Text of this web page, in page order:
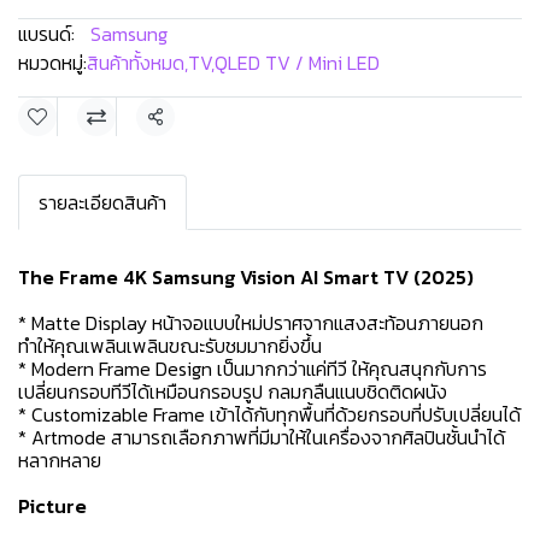
แบรนด์: Samsung
หมวดหมู่:สินค้าทั้งหมด,TV,QLED TV / Mini LED
แชร์
รายละเอียดสินค้า
The Frame 4K Samsung Vision AI Smart TV (2025)
* Matte Display หน้าจอแบบใหม่ปราศจากแสงสะท้อนภายนอก
ทำให้คุณเพลินเพลินขณะรับชมมากยิ่งขึ้น
* Modern Frame Design เป็นมากกว่าแค่ทีวี ให้คุณสนุกกับการ
เปลี่ยนกรอบทีวีได้เหมือนกรอบรูป กลมกลืนแนบชิดติดผนัง
* Customizable Frame เข้าได้กับทุกพื้นที่ด้วยกรอบที่ปรับเปลี่ยนได้
* Artmode สามารถเลือกภาพที่มีมาให้ในเครื่องจากศิลปินชั้นนำได้
หลากหลาย
Picture